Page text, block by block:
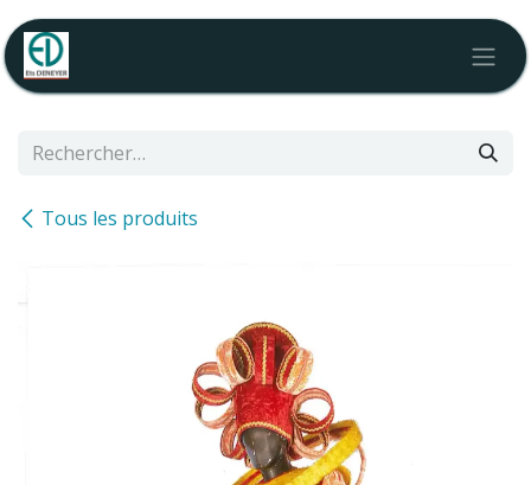
Se rendre au contenu
Tous les produits